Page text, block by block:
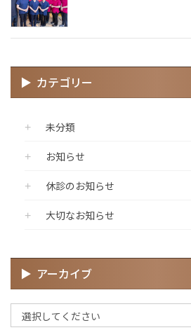
カテゴリー
未分類
お知らせ
休診のお知らせ
大切なお知らせ
アーカイブ